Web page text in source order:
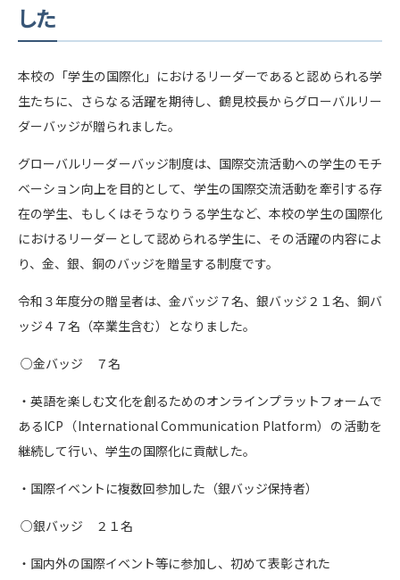
した
本校の「学生の国際化」におけるリーダーであると認められる学
生たちに、さらなる活躍を期待し、鶴見校長からグローバルリー
ダーバッジが贈られました。
グローバルリーダーバッジ制度は、国際交流活動への学生のモチ
ベーション向上を目的として、学生の国際交流活動を牽引する存
在の学生、もしくはそうなりうる学生など、本校の学生の国際化
におけるリーダーとして認められる学生に、その活躍の内容によ
り、金、銀、銅のバッジを贈呈する制度です。
令和３年度分の贈呈者は、金バッジ７名、銀バッジ２１名、銅バ
ッジ４７名（卒業生含む）となりました。
○金バッジ ７名
・英語を楽しむ文化を創るためのオンラインプラットフォームで
あるICP（International Communication Platform）の活動を
継続して行い、学生の国際化に貢献した。
・国際イベントに複数回参加した（銀バッジ保持者）
○銀バッジ ２１名
・国内外の国際イベント等に参加し、初めて表彰された